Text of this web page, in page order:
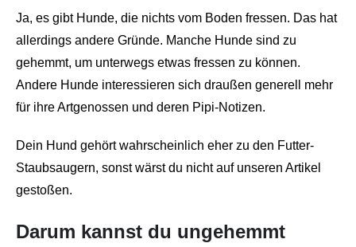
Ja, es gibt Hunde, die nichts vom Boden fressen. Das hat
allerdings andere Gründe. Manche Hunde sind zu
gehemmt, um unterwegs etwas fressen zu können.
Andere Hunde interessieren sich draußen generell mehr
für ihre Artgenossen und deren Pipi-Notizen.
Dein Hund gehört wahrscheinlich eher zu den Futter-
Staubsaugern, sonst wärst du nicht auf unseren Artikel
gestoßen.
Darum kannst du ungehemmt